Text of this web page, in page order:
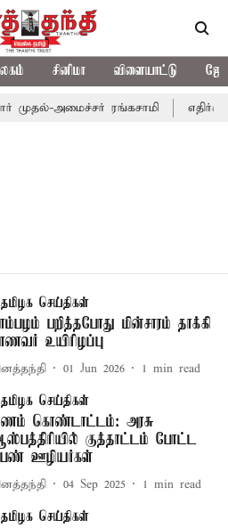
சினிமா விளையாட்டு
முதல்-அமைச்சர் ரங்கசாமி
தமிழக செய்திகள்
பறித்தபோது மின்சாரம் தாக்கி
உயிரிழப்பு
01 Jun 2026 1 min read
தமிழக செய்திகள்
கொண்டாட்டம்: அரசு
குத்தாட்டம் போட்ட
ஊழியர்கள்
04 Sep 2025 1 min read
தமிழக செய்திகள்